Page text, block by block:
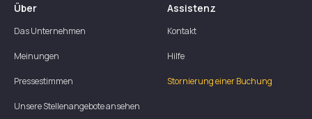
Über
Das Unternehmen
Meinungen
Pressestimmen
Unsere Stellenangebote ansehen
Assistenz
Kontakt
Hilfe
Stornierung einer Buchung